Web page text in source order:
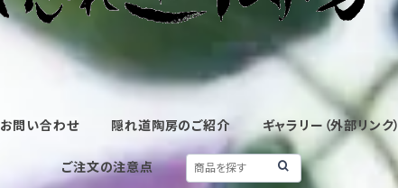
お問い合わせ 隠れ道陶房のご紹介 ギャラリー（外部リンク）
ご注文の注意点